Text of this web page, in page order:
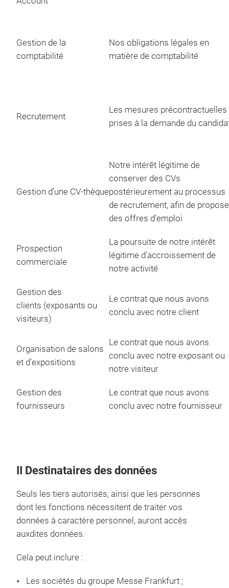
Gestion de la
comptabilité
Nos obligations légales en
matière de comptabilité
Recrutement
Les mesures précontractuelles
prises à la demande du
Gestion d’une CV-thèque
Notre intérêt légitime de
conserver des CVs
postérieurement au processus
de recrutement, afin de
des offres d’emploi
Prospection
commerciale
La poursuite de notre intérêt
légitime d’accroissement de
notre activité
Gestion des
clients (exposants ou
visiteurs)
Le contrat que nous avons
conclu avec notre client
Organisation de salons
et d’expositions
Le contrat que nous avons
conclu avec notre exposant ou
notre visiteur
Gestion des
fournisseurs
Le contrat que nous avons
conclu avec notre fournisseur
II Destinataires des données
Seuls les tiers autorisés, ainsi que les personnes
dont les fonctions nécessitent de traiter vos
données à caractère personnel, auront accès
auxdites données.
Cela peut inclure :
Les sociétés du groupe Messe Frankfurt ;